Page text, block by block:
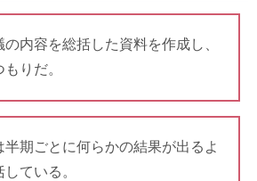
の内容を総括した資料を作成し、
りだ。
半期ごとに何らかの結果が出るよ
ている。